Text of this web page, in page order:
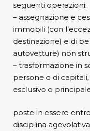
seguenti operazioni:
– assegnazione e
immobili (con
destinazione) e di
autovetture) non
– trasformazione in
persone o di
esclusivo o
poste in essere
disciplina